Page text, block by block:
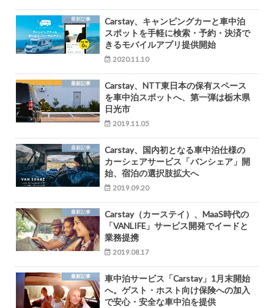
最新記事
Carstay、キャンピングカーと車中泊
スポットを手軽に検索・予約・決済で
きるモバイルアプリ提供開始
2020.11.10
最新記事
Carstay、NTT東日本の保有スペース
を車中泊スポットへ、第一弾は栃木県
日光市
2019.11.05
最新記事
Carstay、国内初となる車中泊仕様の
カーシェアサービス「バンシェア」開
始、宿泊の選択肢拡大へ
2019.09.20
最新記事
Carstay（カーステイ）、MaaS時代の
「VANLIFE」サービス開発でイードと
業務提携
2019.08.17
最新記事
車中泊サービス「Carstay」1月末開始
へ。ゲスト・ホスト向け保険への加入
で安心・安全な車中泊を提供